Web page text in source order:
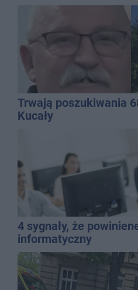
Trwają poszukiwania
Kucały
4 sygnały, że
informatyczny